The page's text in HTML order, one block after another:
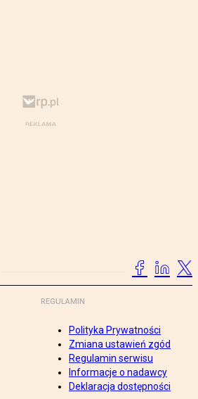
REGULAMIN
Polityka Prywatności
Zmiana ustawień zgód
Regulamin serwisu
Informacje o nadawcy
Deklaracja dostępności